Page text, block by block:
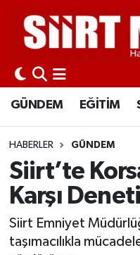
GÜNDEM EĞİTİM
HABERLER GÜNDEM
Siirt’te
Karşı
Siirt Emniyet
taşımacılıkla
GÜNDEM
EĞİTİM
SİYASET
EKONOMİ
SPOR
İLÇELER
Siirt Nöbetçi
Siirt Hava Durumu
Siirt Namaz
Siirt Trafik
Süper Lig Puan
Tüm Manşetler